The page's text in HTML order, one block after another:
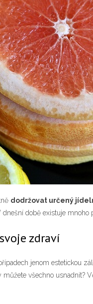
dodržovat určený
dnešní době existuje
zdraví
jenom estetickou
všechno usnadnit?